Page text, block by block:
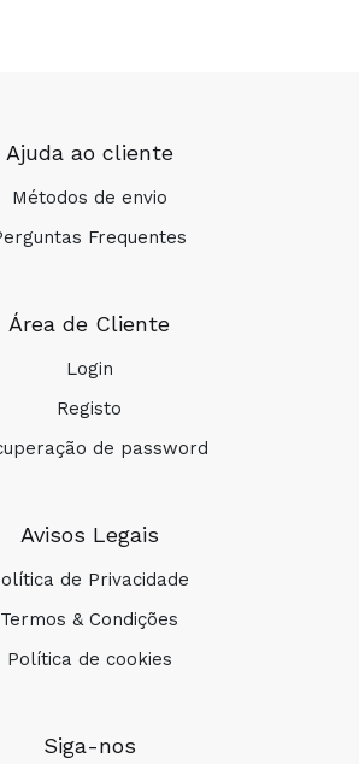
Ajuda ao cliente
Métodos de envio
Frequentes
Área de Cliente
Login
Registo
de password
Avisos Legais
de Privacidade
Termos & Condições
Política de cookies
Siga-nos